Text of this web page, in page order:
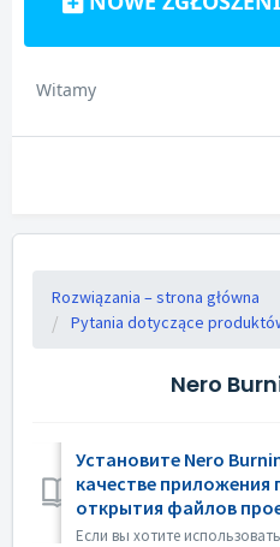
Witamy
Rozwiązania – strona główna
Pytania dotyczące
Nero
Установите Nero
качестве
открытия файлов